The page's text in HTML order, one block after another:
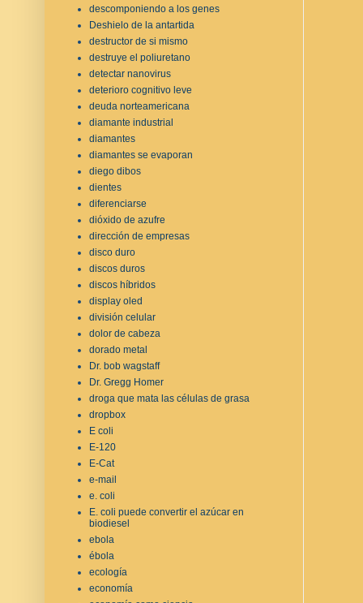
descomponiendo a los genes
Deshielo de la antartida
destructor de si mismo
destruye el poliuretano
detectar nanovirus
deterioro cognitivo leve
deuda norteamericana
diamante industrial
diamantes
diamantes se evaporan
diego dibos
dientes
diferenciarse
dióxido de azufre
dirección de empresas
disco duro
discos duros
discos híbridos
display oled
división celular
dolor de cabeza
dorado metal
Dr. bob wagstaff
Dr. Gregg Homer
droga que mata las células de grasa
dropbox
E coli
E-120
E-Cat
e-mail
e. coli
E. coli puede convertir el azúcar en
biodiesel
ebola
ébola
ecología
economía